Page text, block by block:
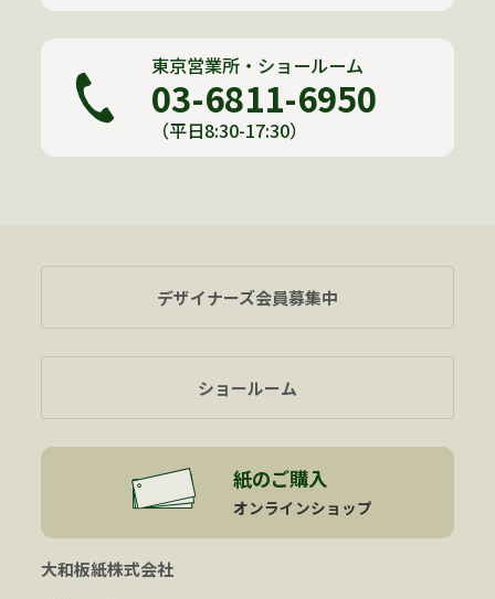
東京営業所・ショールーム
03-6811-6950
（平日8:30-17:30）
大和板紙株式会社
デザイナーズ会員募集中
ショールーム
紙のご購入
オンラインショップ